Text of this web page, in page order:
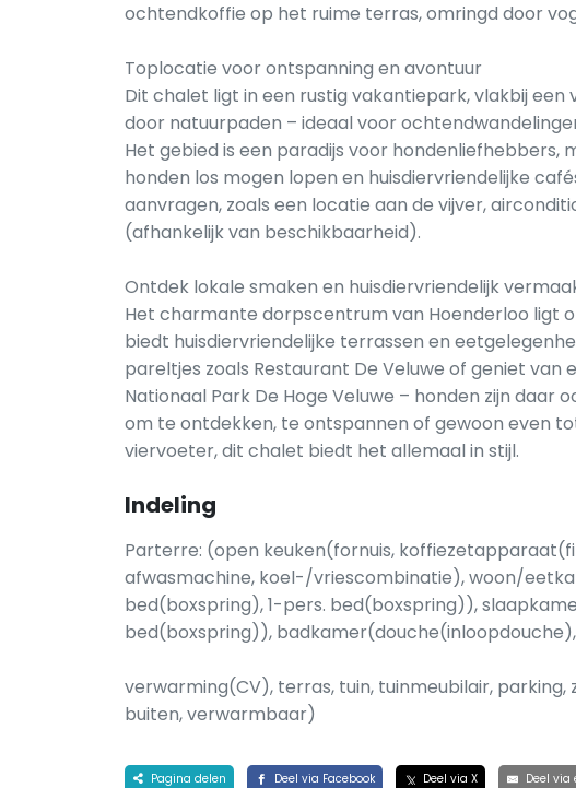
ochtendkoffie op het ruime terras, omringd door
Toplocatie voor ontspanning en avontuur
Dit chalet ligt in een rustig vakantiepark, vlakbij
door natuurpaden – ideaal voor
Het gebied is een paradijs voor hondenliefhebbers,
honden los mogen lopen en huisdiervriendelijke
aanvragen, zoals een locatie aan de vijver,
(afhankelijk van beschikbaarheid).
Ontdek lokale smaken en huisdiervriendelijk
Het charmante dorpscentrum van Hoenderloo ligt
biedt huisdiervriendelijke terrassen en
pareltjes zoals Restaurant De Veluwe of geniet van
Nationaal Park De Hoge Veluwe – honden zijn daar
om te ontdekken, te ontspannen of gewoon even
viervoeter, dit chalet biedt het allemaal in stijl.
Indeling
Parterre: (open keuken(fornuis,
afwasmachine, koel-/vriescombinatie), woon/
bed(boxspring), 1-pers. bed(boxspring)),
bed(boxspring)),
verwarming(CV), terras, tuin, tuinmeubilair,
buiten, verwarmbaar)
Pagina delen Deel via Facebook Deel via X Deel via